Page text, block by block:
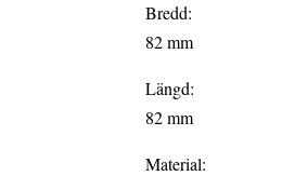
Bredd:
82 mm
Längd:
82 mm
Material: